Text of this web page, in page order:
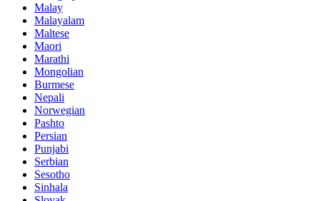
Malay
Malayalam
Maltese
Maori
Marathi
Mongolian
Burmese
Nepali
Norwegian
Pashto
Persian
Punjabi
Serbian
Sesotho
Sinhala